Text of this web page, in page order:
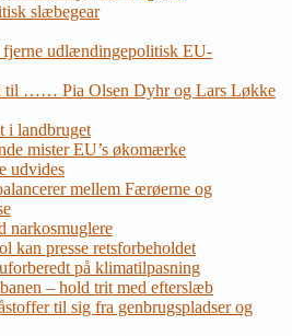
slæbegear
udlændingepolitisk EU-
til …… Pia Olsen Dyhr og Lars Løkke
i landbruget
mister EU’s økomærke
udvides
mellem Færøerne og
narkosmuglere
kan presse retsforbeholdet
på klimatilpasning
– hold trit med efterslæb
til sig fra genbrugspladser og